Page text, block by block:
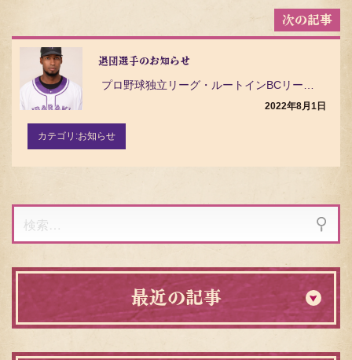
退団選手のお知らせ
2022年8月1日
カテゴリ:お知らせ
索:
最近の記事